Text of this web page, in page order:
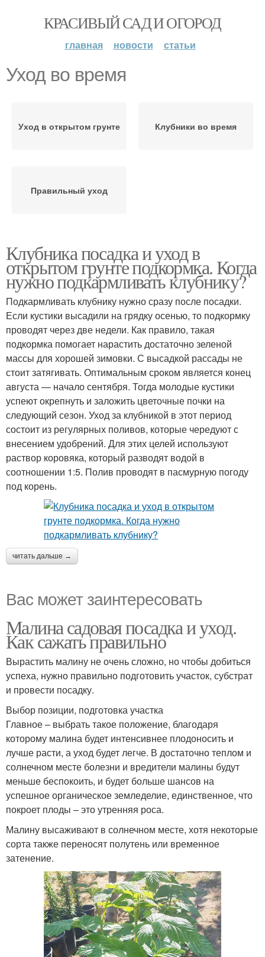
КРАСИВЫЙ САД И ОГОРОД
главная новости статьи
Уход во время
Уход в открытом грунте Клубники во время
Правильный уход
Клубника посадка и уход в
открытом грунте подкормка. Когда
нужно подкармливать клубнику?
Подкармливать клубнику нужно сразу после посадки.
Если кустики высадили на грядку осенью, то подкормку
проводят через две недели. Как правило, такая
подкормка помогает нарастить достаточно зеленой
массы для хорошей зимовки. С высадкой рассады не
стоит затягивать. Оптимальным сроком является конец
августа — начало сентября. Тогда молодые кустики
успеют окрепнуть и заложить цветочные почки на
следующий сезон. Уход за клубникой в этот период
состоит из регулярных поливов, которые чередуют с
внесением удобрений. Для этих целей используют
раствор коровяка, который разводят водой в
соотношении 1:5. Полив проводят в пасмурную погоду
под корень.
читать дальше →
Вас может заинтересовать
Малина садовая посадка и уход.
Как сажать правильно
Вырастить малину не очень сложно, но чтобы добиться
успеха, нужно правильно подготовить участок, субстрат
и провести посадку.
Выбор позиции, подготовка участка
Главное – выбрать такое положение, благодаря
которому малина будет интенсивнее плодоносить и
лучше расти, а уход будет легче. В достаточно теплом и
солнечном месте болезни и вредители малины будут
меньше беспокоить, и будет больше шансов на
успешное органическое земледелие, единственное, что
покроет плоды – это утренняя роса.
Малину высаживают в солнечном месте, хотя некоторые
сорта также переносят полутень или временное
затенение.